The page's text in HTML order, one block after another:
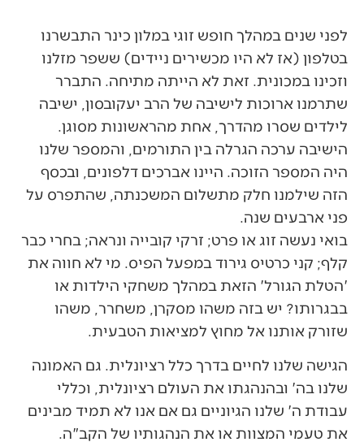
לפני שנים במהלך חופש זוגי במלון כינר התבשרנו
בטלפון (אז לא היו מכשירים ניידים) ששפר מזלנו
וזכינו במכונית. זאת לא הייתה מתיחה. התברר
שתרמנו ארוכות לישיבה של הרב יעקובסון, ישיבה
לילדים שסרו מהדרך, אחת מהראשונות מסוגן.
הישיבה ערכה הגרלה בין התורמים, והמספר שלנו
היה המספר הזוכה. היינו אברכים דלפונים, ובכסף
הזה שילמנו חלק מתשלום המשכנתה, שהתפרס על
פני ארבעים שנה.
בואי נעשה זוג או פרט; זרקי קובייה ונראה; בחרי כבר
קלף; קני כרטיס גירוד במפעל הפיס. מי לא חווה את
'הטלת הגורל' הזאת במהלך משחקי הילדות או
בבגרותו? יש בזה משהו מסקרן, משחרר, משהו
שזורק אותנו אל מחוץ למציאות הטבעית.
הגישה שלנו לחיים בדרך כלל רציונלית. גם האמונה
שלנו בה' ובהנהגתו את העולם רציונלית, וכללי
עבודת ה' שלנו הגיוניים גם אם אנו לא תמיד מבינים
את טעמי המצוות או את הנהגותיו של הקב"ה.